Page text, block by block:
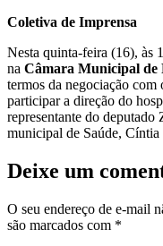
Coletiva de Imprensa
Nesta quinta-feira (16), às
na Câmara Municipal de
termos da negociação
participar a direção do
representante do deputado
municipal de Saúde, Cíntia
Deixe um
O seu endereço de e-mail
são marcados com *